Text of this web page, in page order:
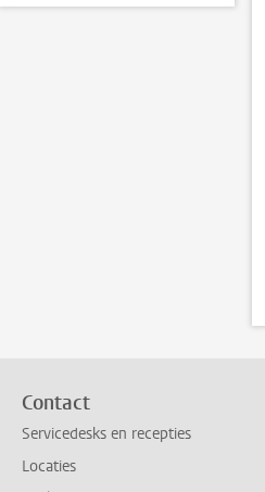
Contact
Servicedesks en recepties
Locaties